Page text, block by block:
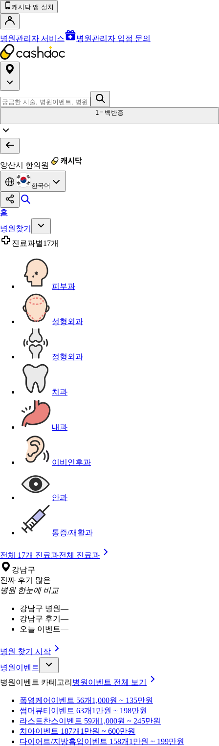
캐시닥 앱 설치
병원관리자 서비스 병원관리자 입점 문의
1 백반증
양산시 한의원
한국어
홈
병원찾기
진료과별17개
피부과
성형외과
정형외과
치과
내과
이비인후과
안과
통증/재활과
전체 17개 진료과전체 진료과
강남구
진짜 후기 많은
병원 한눈에 비교
강남구 병원—
강남구 후기 —
오늘 이벤트—
병원 찾기 시작
병원이벤트
병원이벤트 카테고리 병원이벤트 전체 보기
폭염케어 이벤트 56개 1,000원 ~ 135만원
썸머뷰티 이벤트 63개 1만원 ~ 198만원
라스트찬스이벤트 59개 1,000원 ~ 245만원
치아이벤트 187개 1만원 ~ 600만원
다이어트/지방흡입이벤트 158개 1만원 ~ 199만원